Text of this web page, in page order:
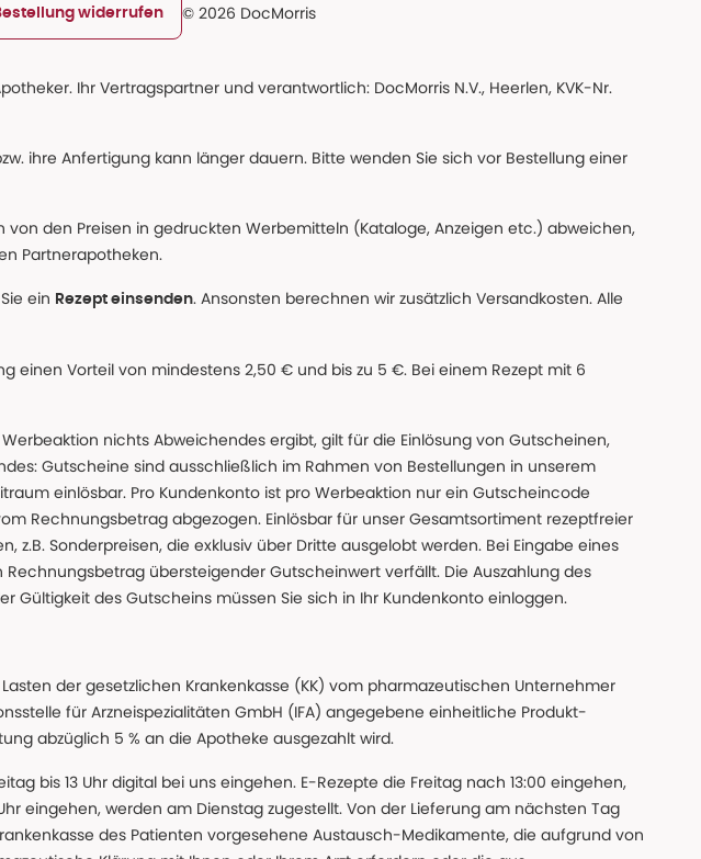
widerrufen © 2026 DocMorris
Ihr Vertragspartner und verantwortlich: DocMorris N.V., Heerlen, KVK-Nr.
ihre Anfertigung kann länger dauern. Bitte wenden Sie sich vor Bestellung einer
den Preisen in gedruckten Werbemitteln (Kataloge, Anzeigen etc.) abweichen,
Partnerapotheken.
ein Rezept einsenden. Ansonsten berechnen wir zusätzlich Versandkosten. Alle
einen Vorteil von mindestens 2,50 € und bis zu 5 €. Bei einem Rezept mit 6
nichts Abweichendes ergibt, gilt für die Einlösung von Gutscheinen,
Gutscheine sind ausschließlich im Rahmen von Bestellungen in unserem
einlösbar. Pro Kundenkonto ist pro Werbeaktion nur ein Gutscheincode
Rechnungsbetrag abgezogen. Einlösbar für unser Gesamtsortiment rezeptfreier
Sonderpreisen, die exklusiv über Dritte ausgelobt werden. Bei Eingabe eines
übersteigender Gutscheinwert verfällt. Die Auszahlung des
Gültigkeit des Gutscheins müssen Sie sich in Ihr Kundenkonto einloggen.
der gesetzlichen Krankenkasse (KK) vom pharmazeutischen Unternehmer
für Arzneispezialitäten GmbH (IFA) angegebene einheitliche Produkt-
abzüglich 5 % an die Apotheke ausgezahlt wird.
bis 13 Uhr digital bei uns eingehen. E-Rezepte die Freitag nach 13:00 eingehen,
eingehen, werden am Dienstag zugestellt. Von der Lieferung am nächsten Tag
des Patienten vorgesehene Austausch-Medikamente, die aufgrund von